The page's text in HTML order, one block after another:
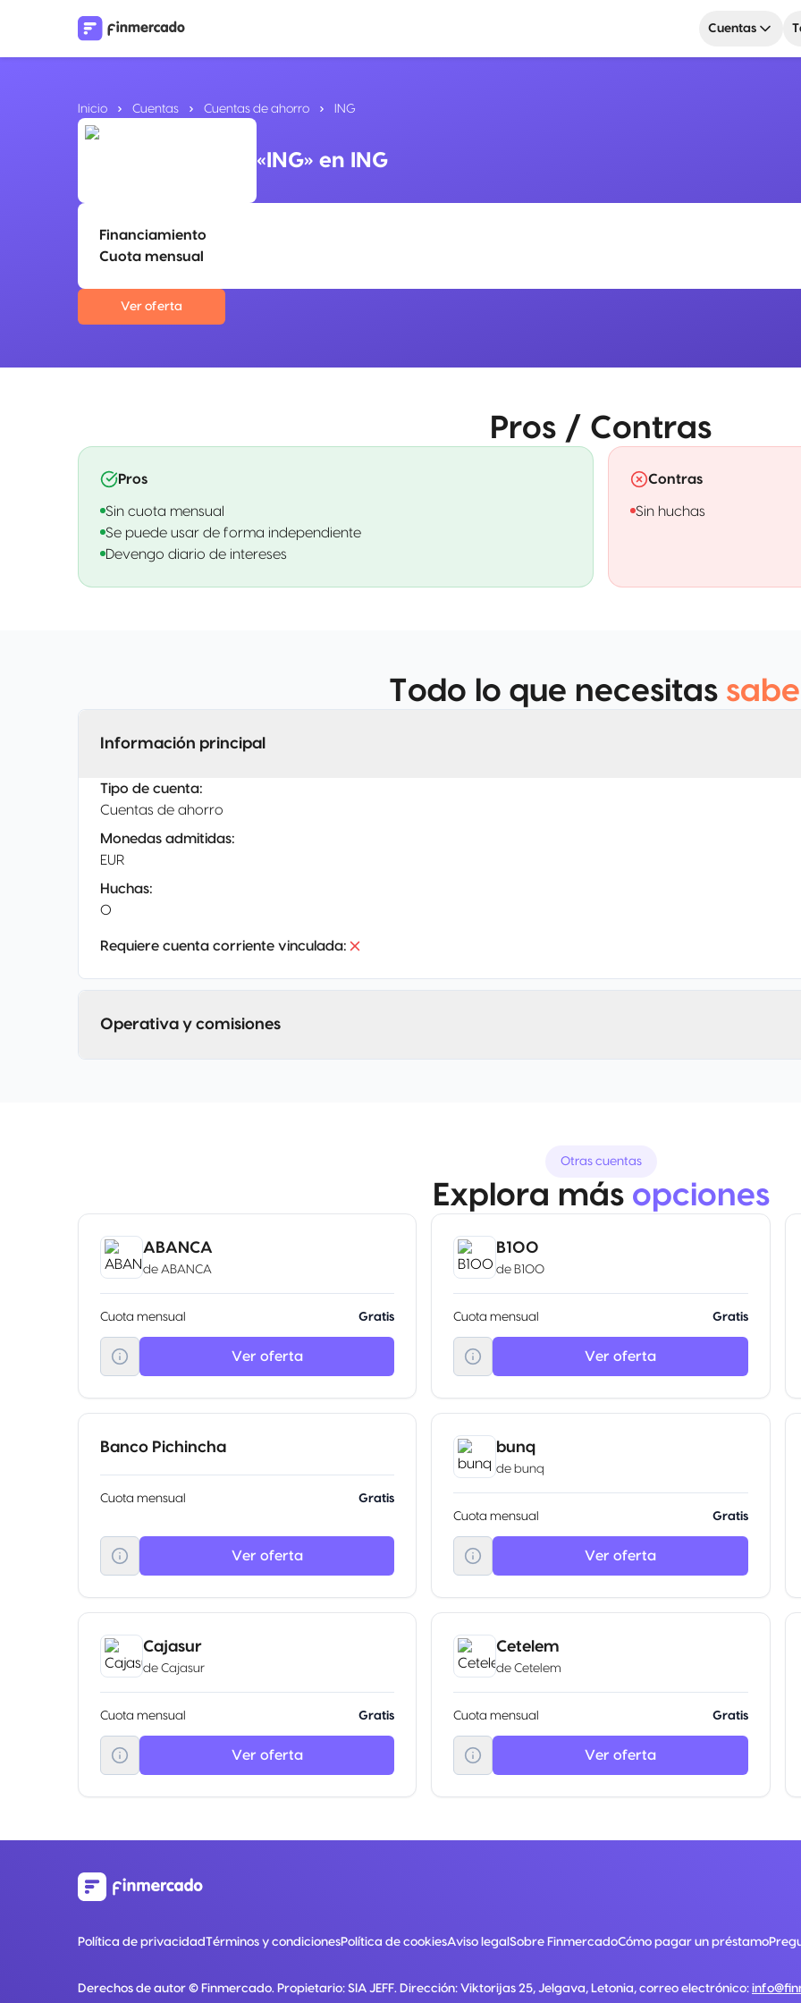
Cuentas
Inicio Cuentas Cuentas de ahorro ING
«ING» en ING
Financiamiento
Cuota mensual
Ver oferta
Pros / Contras
Pros
Sin cuota mensual
Se puede usar de forma independiente
Devengo diario de intereses
Contras
Sin huchas
Todo lo que necesitas
Información principal
Tipo de cuenta:
Cuentas de ahorro
Monedas admitidas:
EUR
Huchas:
0
Requiere cuenta corriente vinculada:
Operativa y comisiones
Otras cuentas
Explora más opciones
ABANCA
de ABANCA
Cuota mensual Gratis
Ver oferta
B100
de B100
Cuota mensual Gratis
Ver oferta
Banco Pichincha
Cuota mensual Gratis
Ver oferta
bunq
de bunq
Cuota mensual Gratis
Ver oferta
Cajasur
de Cajasur
Cuota mensual Gratis
Ver oferta
Cetelem
de Cetelem
Cuota mensual Gratis
Ver oferta
Política de privacidadTérminos y condicionesPolítica de cookiesAviso legal Sobre FinmercadoCómo pagar un préstamo
Derechos de autor © Finmercado. Propietario: SIA JEFF. Dirección: Viktorijas 25, Jelgava, Letonia, correo electrónico: